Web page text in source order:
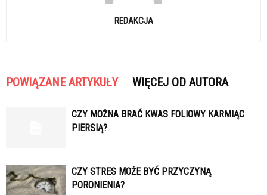
REDAKCJA
POWIĄZANE ARTYKUŁY WIĘCEJ OD AUTORA
CZY MOŻNA BRAĆ KWAS FOLIOWY KARMIĄC
PIERSIĄ?
CZY STRES MOŻE BYĆ PRZYCZYNĄ
PORONIENIA?